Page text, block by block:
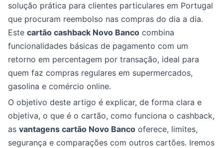
solução prática para clientes particulares em Portugal
que procuram reembolso nas compras do dia a dia.
Este cartão cashback Novo Banco combina
funcionalidades básicas de pagamento com um
retorno em percentagem por transação, ideal para
quem faz compras regulares em supermercados,
gasolina e comércio online.
O objetivo deste artigo é explicar, de forma clara e
objetiva, o que é o cartão, como funciona o cashback,
as vantagens cartão Novo Banco oferece, limites,
segurança e comparações com outros cartões. Iremos